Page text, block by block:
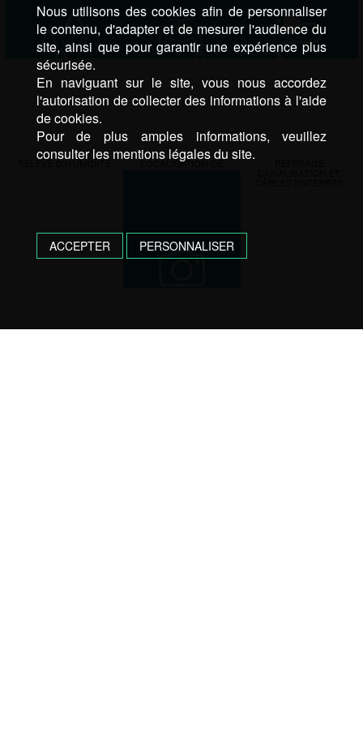
RELEVÉ D’HUMIDITÉ LOCALISATION DE
Nous utilisons des cookies afin de personnaliser
le contenu, d'adapter et de mesurer l'audience du
site, ainsi que pour garantir une expérience plus
sécurisée.
En naviguant sur le site, vous nous accordez
l'autorisation de collecter des informations à l'aide
de cookies.
Pour de plus amples informations, veuillez
consulter les mentions légales du site.
ACCEPTER PERSONNALISER